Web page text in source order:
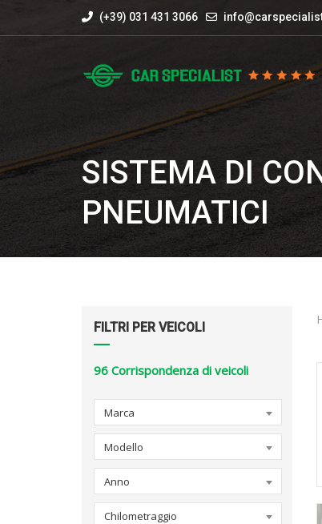
(+39) 031 431 3066
SISTEMA DI
PNEUMATICI
FILTRI PER VEICOLI
96 Corrispondenza di veicoli
Marca
Modello
Anno
Chilometraggio